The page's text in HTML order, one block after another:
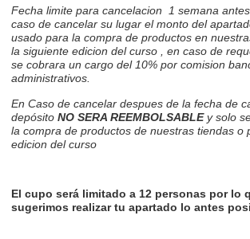
Fecha limite para cancelacion 1 semana
caso de cancelar su lugar el monto del
usado para la compra de productos en
la siguiente edicion del curso , en caso de
se cobrara un cargo del 10% por comision
administrativos.
En Caso de cancelar despues de la fecha de
depósitoNO SERA REEMBOLSABLEy solo
la compra de productos de nuestras tiendas o
edicion del curso
El cupo será limitado a 12 personas por lo
sugerimos realizar tu apartado lo antes